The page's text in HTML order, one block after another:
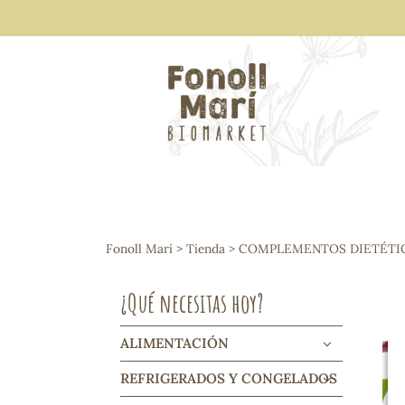
Arroces y legumbres
Frutos secos y snacks
Cereales, mueslis, hinchados y
Galletas y dulces
Vinos y cavas
Condimentos y salsas
Harinas y sémolas
Pasta
Fonoll Marí > Tienda > COMPLEMENTOS
¿Qué necesitas hoy?
ALIMENTACIÓN
REFRIGERADOS Y CONGELADOS